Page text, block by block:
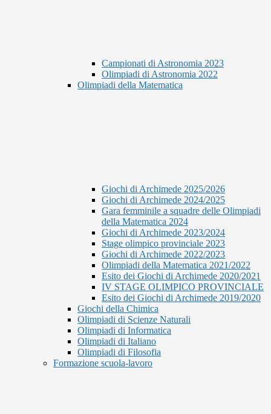
Campionati di Astronomia 2023
Olimpiadi di Astronomia 2022
Olimpiadi della Matematica
Giochi di Archimede 2025/2026
Giochi di Archimede 2024/2025
Gara femminile a squadre delle Olimpiadi
della Matematica 2024
Giochi di Archimede 2023/2024
Stage olimpico provinciale 2023
Giochi di Archimede 2022/2023
Olimpiadi della Matematica 2021/2022
Esito dei Giochi di Archimede 2020/2021
IV STAGE OLIMPICO PROVINCIALE
Esito dei Giochi di Archimede 2019/2020
Giochi della Chimica
Olimpiadi di Scienze Naturali
Olimpiadi di Informatica
Olimpiadi di Italiano
Olimpiadi di Filosofia
Formazione scuola-lavoro